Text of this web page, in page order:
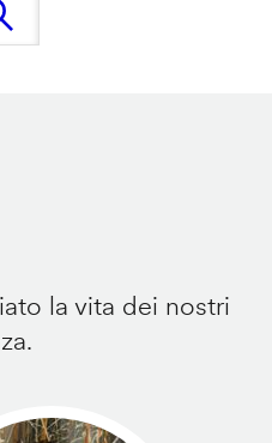
la vita dei nostri